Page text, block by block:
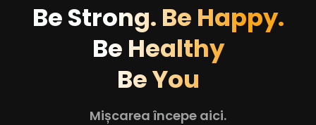
Be Strong. Be Happy.
Be Healthy
Be You
Mișcarea începe aici.